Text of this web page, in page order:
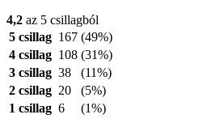
4,2 az 5 csillagból
5 csillag 167 (49%)
4 csillag 108 (31%)
3 csillag 38
(11%)
2 csillag 20
(5%)
1 csillag 6 (1%)